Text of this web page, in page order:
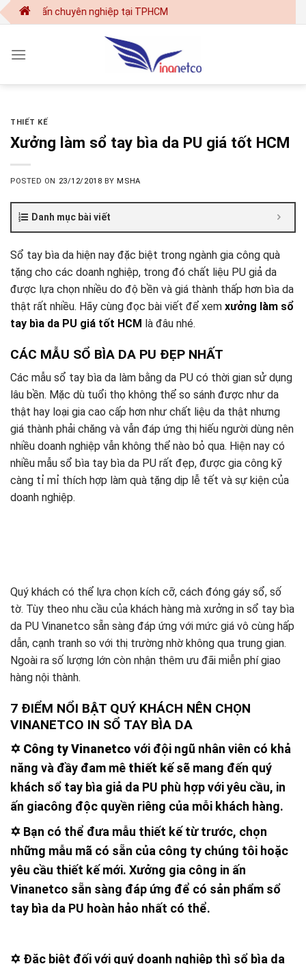
Skip
to
in ấn chuyên nghiệp tại TPHCM
THIẾT KẾ
Xưởng làm sổ tay bìa da PU giá tốt HCM
POSTED ON 23/12/2018 BYMSHA
Danh mục bài viết
Sổ tay bìa da hiện nay đặc biệt trong ngành gia công quà
tặng cho các doanh nghiệp, trong đó chất liệu PU giả da
được lựa chọn nhiều do độ bền và giá thành thấp hơn bìa da
thật rất nhiều. Hãy cùng đọc bài viết để xem xưởng làm sổ
tay bìa da PU giá tốt HCM là đâu nhé.
CÁC MẪU SỔ BÌA DA PU ĐẸP NHẤT
Các mẫu sổ tay bìa da làm bằng da PU có thời gian sử dụng
lâu bền. Mặc dù tuổi thọ không thể so sánh được như da
thật hay loại gia cao cấp hơn như chất liệu da thật nhưng
giá thành phải chăng và vẫn đáp ứng thị hiếu người dùng nên
nhiều doanh nghiệp vẫn không thể nào bỏ qua. Hiện nay có
nhiều mẫu sổ bìa tay bìa da PU rất đẹp, được gia công kỹ
càng tỉ mỉ thích hợp làm quà tặng dịp lễ tết và sự kiện của
doanh nghiệp.
Quý khách có thể lựa chọn kích cỡ, cách đóng gáy sổ, số
tờ. Tùy theo nhu cầu của khách hàng mà xưởng in sổ tay bìa
da PU Vinanetco sẵn sàng đáp ứng với mức giá vô cùng hấp
dẫn, cạnh tranh so với thị trường nhờ không qua trung gian.
Ngoài ra số lượng lớn còn nhận thêm ưu đãi miễn phí giao
hàng nội thành.
7 ĐIỂM NỔI BẬT QUÝ KHÁCH NÊN CHỌN
VINANETCO IN SỔ TAY BÌA DA
✡ Công ty Vinanetco với đội ngũ nhân viên có khả
năng và đầy đam mê thiết kếsẽ mang đến quý
khách sổ tay bìa giả da PU phù hợp với yêu cầu, in
ấn giacông độc quyền riêng của mỗi khách hàng.
✡ Bạn có thể đưa mẫu thiết kế từ trước, chọn
những mẫu mã có sẵn của công ty chúng tôi hoặc
yêu cầu thiết kế mới. Xưởng gia công in ấn
Vinanetco sẵn sàng đáp ứng để có sản phẩm sổ
tay bìa da PU hoàn hảo nhất có thể.
✡ Đặc biệt đối với quý doanh nghiệp thì sổ bìa da